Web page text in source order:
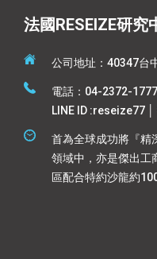
法國RESEIZE研究
公司地址：40347台
電話：04-2372-
LINE ID :reseize77
首為全球成功將『精
領域中，亦是傑出工
區配合特約沙龍約